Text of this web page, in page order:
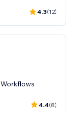
4.3(12)
4.4(8)